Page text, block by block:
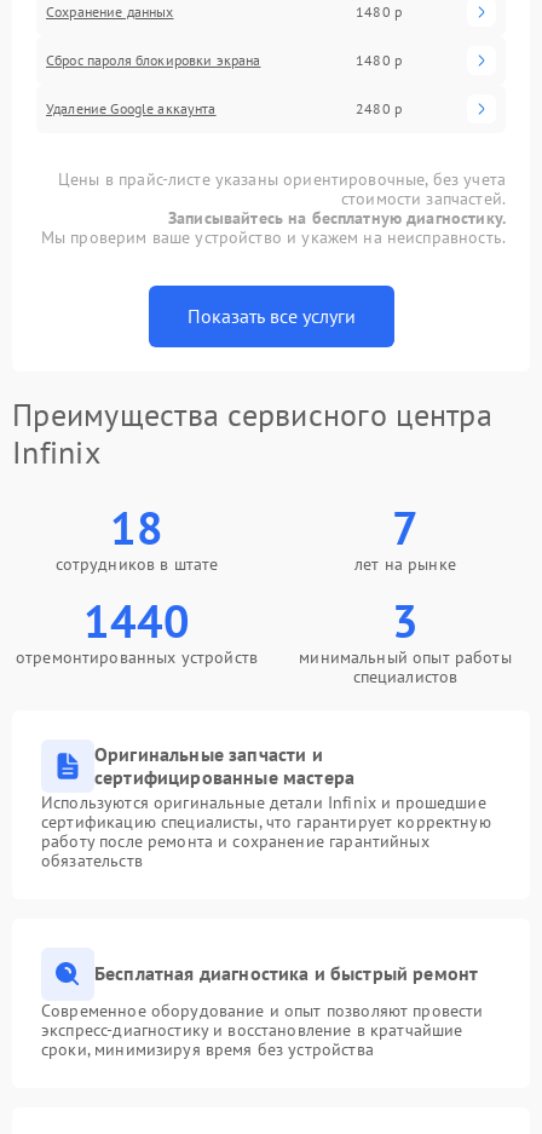
Сохранение данных 1480 р
Сброс пароля блокировки экрана 1480 р
Удаление Google аккаунта 2480 р
Цены в прайс-листе указаны ориентировочные, без учета
стоимости запчастей.
Записывайтесь на бесплатную диагностику.
Мы проверим ваше устройство и укажем на неисправность.
Показать все услуги
Преимущества сервисного центра
Infinix
18
сотрудников в штате
7
лет на рынке
1440
отремонтированных устройств
3
минимальный опыт работы
специалистов
Оригинальные запчасти и
сертифицированные мастера
Используются оригинальные детали Infinix и прошедшие
сертификацию специалисты, что гарантирует корректную
работу после ремонта и сохранение гарантийных
обязательств
Бесплатная диагностика и быстрый ремонт
Современное оборудование и опыт позволяют провести
экспресс-диагностику и восстановление в кратчайшие
сроки, минимизируя время без устройства